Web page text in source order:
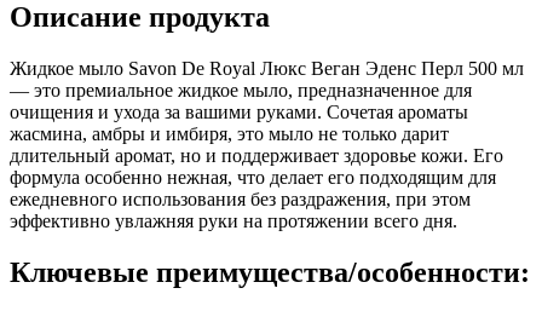
Описание продукта
Жидкое мыло Savon De Royal Люкс Веган Эденс Перл 500 мл
— это премиальное жидкое мыло, предназначенное для
очищения и ухода за вашими руками. Сочетая ароматы
жасмина, амбры и имбиря, это мыло не только дарит
длительный аромат, но и поддерживает здоровье кожи. Его
формула особенно нежная, что делает его подходящим для
ежедневного использования без раздражения, при этом
эффективно увлажняя руки на протяжении всего дня.
Ключевые преимущества/особенности: